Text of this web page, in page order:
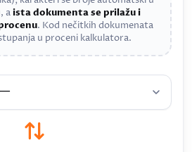
aista dokumenta se prilažu i
. Kod nečitkih dokumenata
u proceni kalkulatora.